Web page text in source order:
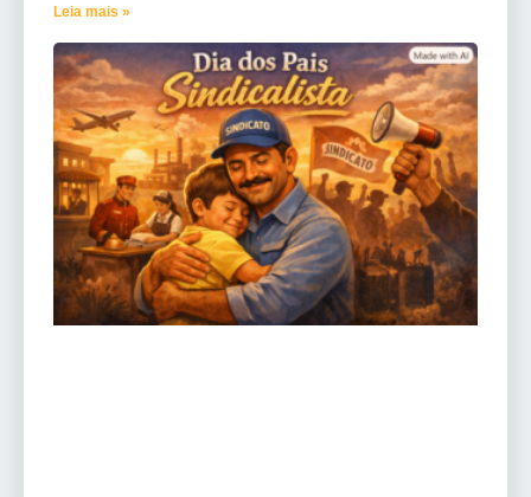
Leia mais »